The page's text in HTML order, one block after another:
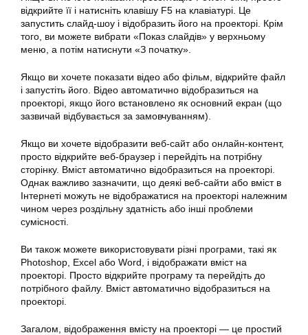
відкрийте її і натисніть клавішу F5 на клавіатурі. Це
запустить слайд-шоу і відобразить його на проекторі. Крім
того, ви можете вибрати «Показ слайдів» у верхньому
меню, а потім натиснути «З початку».
Якщо ви хочете показати відео або фільм, відкрийте файл
і запустіть його. Відео автоматично відобразиться на
проекторі, якщо його встановлено як основний екран (що
зазвичай відбувається за замовчуванням).
Якщо ви хочете відобразити веб-сайт або онлайн-контент,
просто відкрийте веб-браузер і перейдіть на потрібну
сторінку. Вміст автоматично відобразиться на проекторі.
Однак важливо зазначити, що деякі веб-сайти або вміст в
Інтернеті можуть не відображатися на проекторі належним
чином через роздільну здатність або інші проблеми
сумісності.
Ви також можете використовувати різні програми, такі як
Photoshop, Excel або Word, і відображати вміст на
проекторі. Просто відкрийте програму та перейдіть до
потрібного файлу. Вміст автоматично відобразиться на
проекторі.
Загалом, відображення вмісту на проекторі — це простий